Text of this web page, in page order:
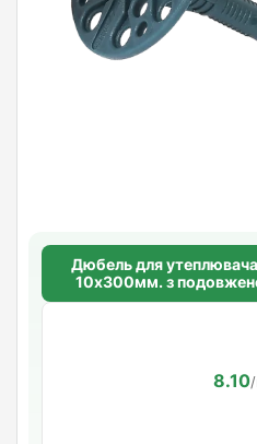
Дюбель для
10х300мм. з
8.10/